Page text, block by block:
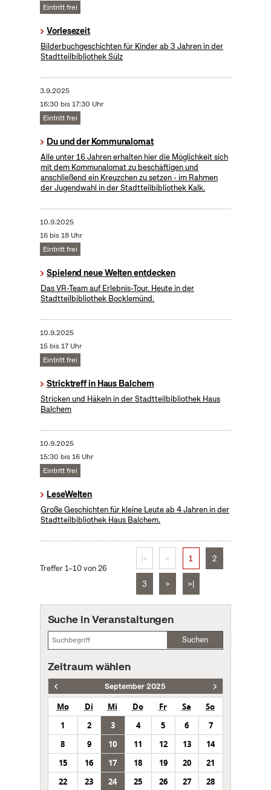
Eintritt frei
Vorlesezeit
Bilderbuchgeschichten für Kinder ab 3 Jahren in der
Stadtteilbibliothek Sülz
3.9.2025
16:30 bis 17:30 Uhr
Eintritt frei
Du und der Kommunalomat
Alle unter 16 Jahren erhalten hier die Möglichkeit sich
mit dem Kommunalomat zu beschäftigen und
anschließend ein Kreuzchen zu setzen - im Rahmen
der Jugendwahl in der Stadtteilbibliothek Kalk.
10.9.2025
16 bis 18 Uhr
Eintritt frei
Spielend neue Welten entdecken
Das VR-Team auf Erlebnis-Tour. Heute in der
Stadtteilbibliothek Bocklemünd.
10.9.2025
15 bis 17 Uhr
Eintritt frei
Stricktreff in Haus Balchem
Stricken und Häkeln in der Stadtteilbibliothek Haus
Balchem
10.9.2025
15:30 bis 16 Uhr
Eintritt frei
LeseWelten
Große Geschichten für kleine Leute ab 4 Jahren in der
Stadtteilbibliothek Haus Balchem.
Treffer 1–10 von 26
|< < 1 2
3 > >|
Suche in Veranstaltungen
Suchen
Zeitraum wählen
September 2025
Mo Di Mi Do Fr Sa
So
1
2 3 4 5 6
7
8
9 10 11 12 13
14
15
16 17 18 19 20
21
22
23 24 25 26 27
28